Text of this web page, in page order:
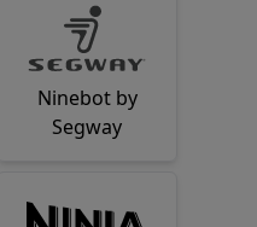
Ninebot by
Segway